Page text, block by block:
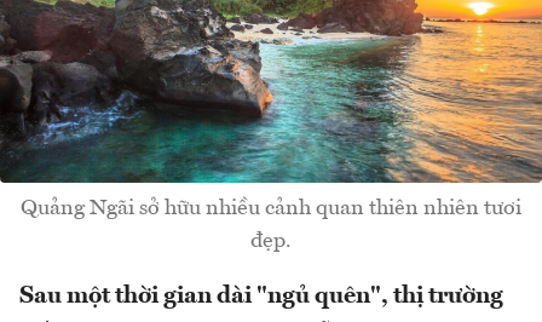
Quảng Ngãi sở hữu nhiều cảnh quan thiên nhiên tươi
đẹp.
Sau một thời gian dài "ngủ quên", thị trường